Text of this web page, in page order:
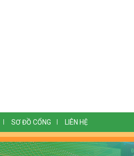
SƠ ĐỒ CỔNG LIÊN HỆ